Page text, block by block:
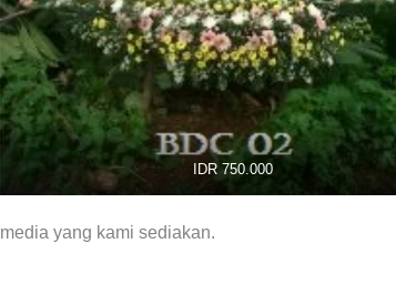
IDR 750.000
media yang kami sediakan.